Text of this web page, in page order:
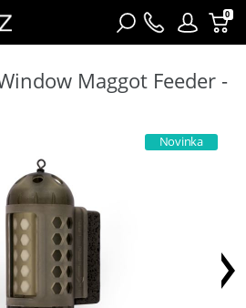
0
Maggot Feeder -
Novinka